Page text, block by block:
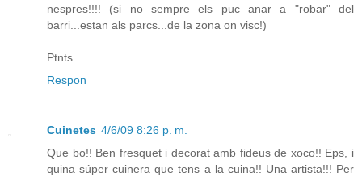
nespres!!!! (si no sempre els puc anar a "robar" del
barri...estan als parcs...de la zona on visc!)
Ptnts
Respon
Cuinetes 4/6/09 8:26 p. m.
Que bo!! Ben fresquet i decorat amb fideus de xoco!! Eps, i
quina súper cuinera que tens a la cuina!! Una artista!!! Per